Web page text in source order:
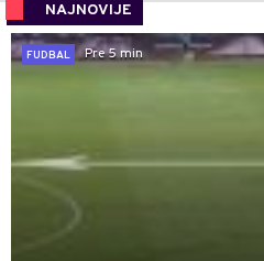
NAJNOVIJE
FUDBAL
Pre 5 min